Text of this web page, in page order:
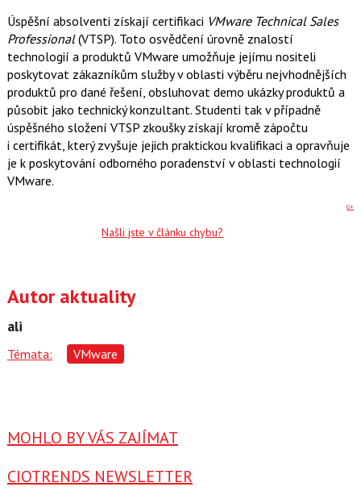
Úspěšní absolventi získají certifikaci VMware Technical Sales
Professional(VTSP). Toto osvědčení úrovně znalostí
technologií a produktů VMware umožňuje jejímu nositeli
poskytovat zákazníkům služby v oblasti výběru nejvhodnějších
produktů pro dané řešení, obsluhovat demo ukázky produktů a
působit jako technický konzultant. Studenti tak v případně
úspěšného složení VTSP zkoušky získají kromě zápočtu
i certifikát, který zvyšuje jejich praktickou kvalifikaci a opravňuje
je k poskytování odborného poradenství v oblasti technologií
VMware.
G+
Našli jste v článku chybu?
Autor aktuality
ali
Témata: VMware
MOHLO BY VÁS ZAJÍMAT
CIOTRENDS NEWSLETTER